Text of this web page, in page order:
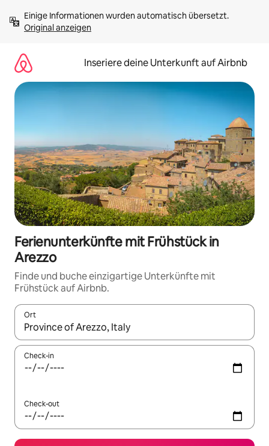
Inhalten
springenOriginal anzeigen
Inseriere deine Unterkunft auf Airbnb
Ferienunterkünfte mit Frühstück in
Arezzo
Finde und buche einzigartige Unterkünfte mit
Frühstück auf Airbnb.
Ort
Wenn Ergebnisse verfügbar sind, navigiere mit den
Check-in
Check-out